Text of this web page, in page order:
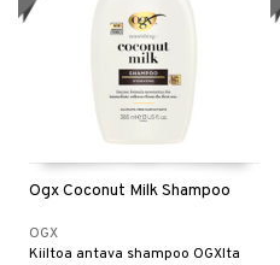
Ogx Coconut Milk Shampoo
OGX
Kiiltoa antava shampoo OGXlta